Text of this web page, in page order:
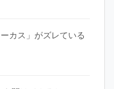
カス」がズレている